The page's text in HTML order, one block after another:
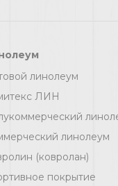
линолеум
ЛИН
линолеум
(ковролан)
покрытие